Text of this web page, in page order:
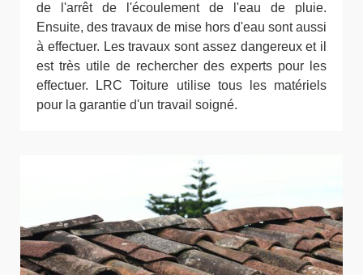
de l'arrêt de l'écoulement de l'eau de pluie.
Ensuite, des travaux de mise hors d'eau sont aussi
à effectuer. Les travaux sont assez dangereux et il
est très utile de rechercher des experts pour les
effectuer. LRC Toiture utilise tous les matériels
pour la garantie d'un travail soigné.